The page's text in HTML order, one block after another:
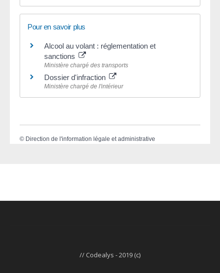
Pour en savoir plus
Alcool au volant : réglementation et
sanctions
Ministère chargé des transports
Dossier d'infraction
Ministère chargé de l'intérieur
© Direction de l'information légale et administrative
// Codealys - 2019 (c)